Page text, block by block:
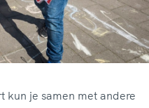
kun je samen met andere